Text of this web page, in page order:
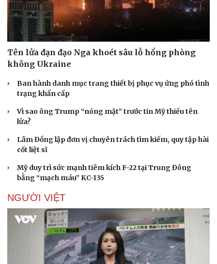
Tên lửa đạn đạo Nga khoét sâu lỗ hổng phòng
không Ukraine
Ban hành danh mục trang thiết bị phục vụ ứng phó tình
trạng khẩn cấp
Vì sao ông Trump “nóng mặt” trước tin Mỹ thiếu tên
lửa?
Lâm Đồng lập đơn vị chuyên trách tìm kiếm, quy tập hài
cốt liệt sĩ
Mỹ duy trì sức mạnh tiêm kích F-22 tại Trung Đông
bằng “mạch máu” KC-135
NGƯỜI VIỆT